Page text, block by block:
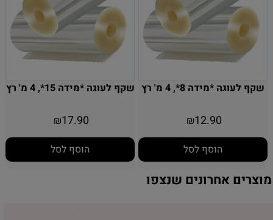
שקף לעוגה *מידה 8*, 4 מ' רץ
₪12.90
הוסף לסל
שקף לעוגה *מידה 15*, 4 מ' רץ
₪17.90
הוסף לסל
מוצרים אחרונים שנצפו